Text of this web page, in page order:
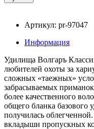
Артикул: pr-97047
Информация
Удилища Волгаръ
любителей охоты за
сложных «таежных»
забрасываемых приманок
более качественного
общего бланка базового
получилась
вкладыши пропускных